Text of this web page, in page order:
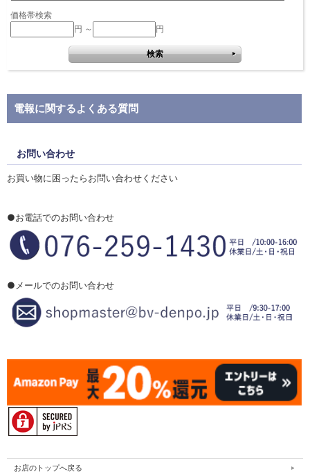
価格帯検索
円 ～
円
電報に関するよくある質問
お問い合わせ
お買い物に困ったらお問い合わせください
●お電話でのお問い合わせ
●メールでのお問い合わせ
お店のトップへ戻る